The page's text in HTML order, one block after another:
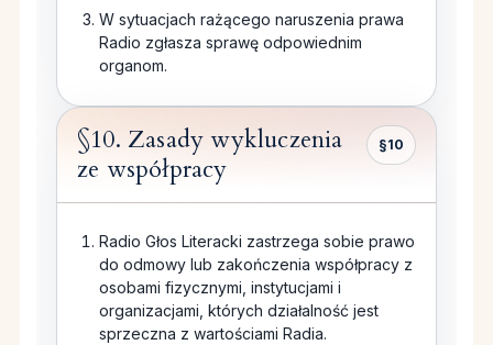
W sytuacjach rażącego naruszenia prawa
Radio zgłasza sprawę odpowiednim
organom.
§10. Zasady wykluczenia
ze współpracy
§10
Radio Głos Literacki zastrzega sobie prawo
do odmowy lub zakończenia współpracy z
osobami fizycznymi, instytucjami i
organizacjami, których działalność jest
sprzeczna z wartościami Radia.